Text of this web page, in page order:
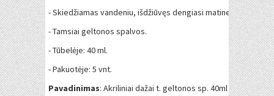
- Skiedžiamas vandeniu, išdžiūvęs dengiasi matine plėvele.
- Tamsiai geltonos spalvos.
- Tūbelėje: 40 ml.
- Pakuotėje: 5 vnt.
Pavadinimas: Akriliniai dažai t. geltonos sp. 40ml KOH-I-